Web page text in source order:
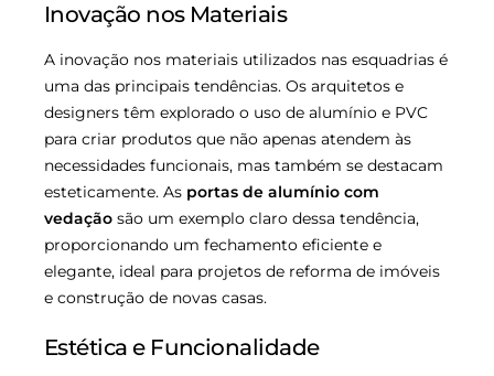
Inovação nos Materiais
A inovação nos materiais utilizados nas esquadrias é
uma das principais tendências. Os arquitetos e
designers têm explorado o uso de alumínio e PVC
para criar produtos que não apenas atendem às
necessidades funcionais, mas também se destacam
esteticamente. As portas de alumínio com
vedação são um exemplo claro dessa tendência,
proporcionando um fechamento eficiente e
elegante, ideal para projetos de reforma de imóveis
e construção de novas casas.
Estética e Funcionalidade